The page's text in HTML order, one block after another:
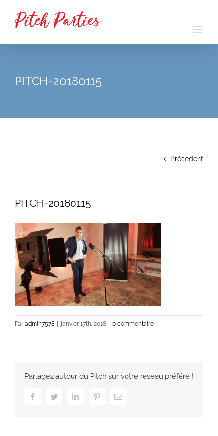
PITCH-20180115
Précédent
PITCH-20180115
Par admin7578 janvier 17th, 2018 0 commentaire
Partagez autour du Pitch sur votre réseau préféré !
FacebookTwitterLinkedInPinterestEmail